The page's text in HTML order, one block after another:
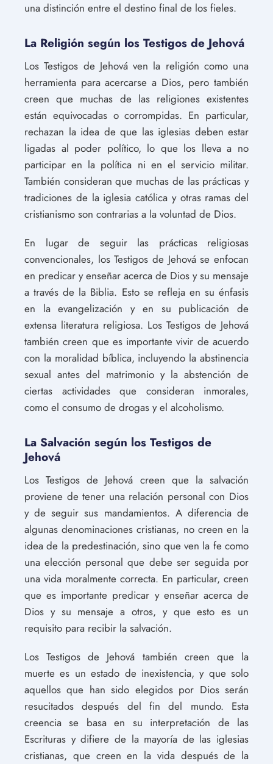
una distinción entre el destino final de los fieles.
La Religión según los Testigos de Jehová
Los Testigos de Jehová ven la religión como una
herramienta para acercarse a Dios, pero también
creen que muchas de las religiones existentes
están equivocadas o corrompidas. En particular,
rechazan la idea de que las iglesias deben estar
ligadas al poder político, lo que los lleva a no
participar en la política ni en el servicio militar.
También consideran que muchas de las prácticas y
tradiciones de la iglesia católica y otras ramas del
cristianismo son contrarias a la voluntad de Dios.
En lugar de seguir las prácticas religiosas
convencionales, los Testigos de Jehová se enfocan
en predicar y enseñar acerca de Dios y su mensaje
a través de la Biblia. Esto se refleja en su énfasis
en la evangelización y en su publicación de
extensa literatura religiosa. Los Testigos de Jehová
también creen que es importante vivir de acuerdo
con la moralidad bíblica, incluyendo la abstinencia
sexual antes del matrimonio y la abstención de
ciertas actividades que consideran inmorales,
como el consumo de drogas y el alcoholismo.
La Salvación según los Testigos de
Jehová
Los Testigos de Jehová creen que la salvación
proviene de tener una relación personal con Dios
y de seguir sus mandamientos. A diferencia de
algunas denominaciones cristianas, no creen en la
idea de la predestinación, sino que ven la fe como
una elección personal que debe ser seguida por
una vida moralmente correcta. En particular, creen
que es importante predicar y enseñar acerca de
Dios y su mensaje a otros, y que esto es un
requisito para recibir la salvación.
Los Testigos de Jehová también creen que la
muerte es un estado de inexistencia, y que solo
aquellos que han sido elegidos por Dios serán
resucitados después del fin del mundo. Esta
creencia se basa en su interpretación de las
Escrituras y difiere de la mayoría de las iglesias
cristianas, que creen en la vida después de la